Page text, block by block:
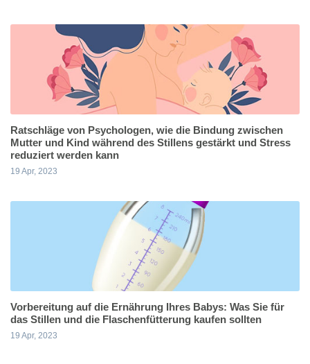
Ratschläge von Psychologen, wie die Bindung zwischen
Mutter und Kind während des Stillens gestärkt und Stress
reduziert werden kann
19 Apr, 2023
Vorbereitung auf die Ernährung Ihres Babys: Was Sie für
das Stillen und die Flaschenfütterung kaufen sollten
19 Apr, 2023